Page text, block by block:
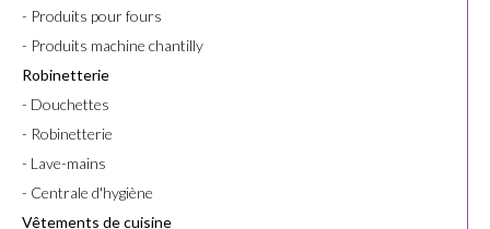
- Produits pour fours
- Produits machine chantilly
Robinetterie
- Douchettes
- Robinetterie
- Lave-mains
- Centrale d'hygiène
Vêtements de cuisine